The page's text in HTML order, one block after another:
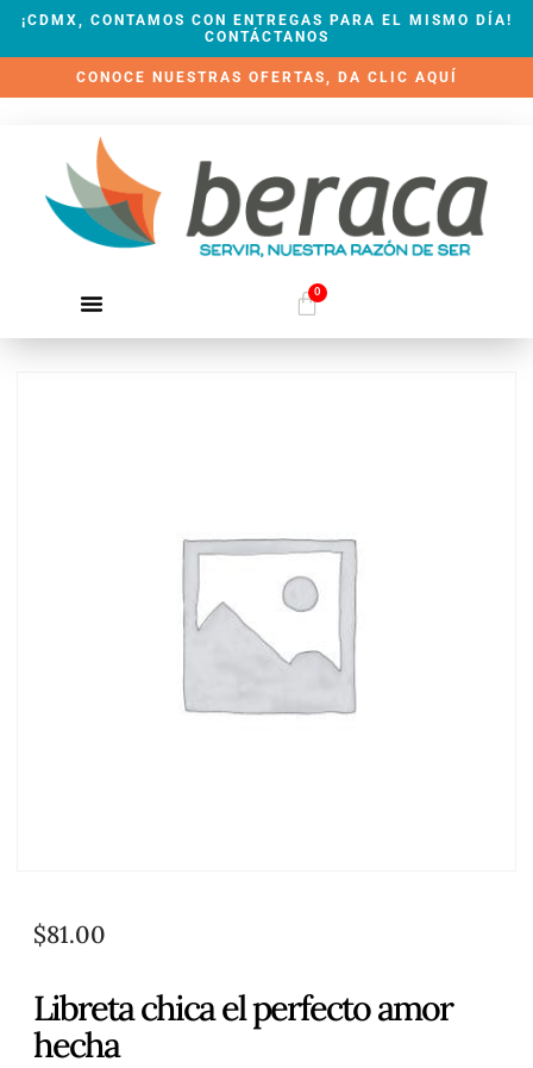
¡CDMX, CONTAMOS CON ENTREGAS PARA EL MISMO DÍA!
CONTÁCTANOS
CONOCE NUESTRAS OFERTAS, DA CLIC AQUÍ
0
$81.00
Libreta chica el perfecto amor
hecha